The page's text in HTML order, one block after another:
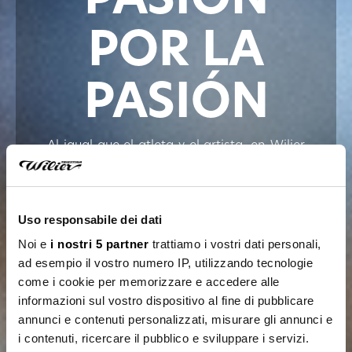
Uso responsabile dei dati
Noi e i nostri 5 partner trattiamo i vostri dati personali,
ad esempio il vostro numero IP, utilizzando tecnologie
come i cookie per memorizzare e accedere alle
informazioni sul vostro dispositivo al fine di pubblicare
annunci e contenuti personalizzati, misurare gli annunci e
i contenuti, ricercare il pubblico e sviluppare i servizi.
POR LA
PASIÓN
Al igual que el atleta y el artista, en Wilier
Triestina cultivamos la Pasión. Pasión por
armonía de las cosas, dedicación
tecnológicamente avanzados sigan
evolucionando.
DESCUBRA TODOS NUESTRO PRODUCTOS